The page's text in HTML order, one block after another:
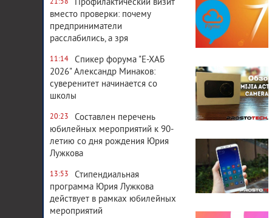
21:58
Профилактический визит
вместо проверки: почему
предприниматели
расслабились, а зря
11:14
Спикер форума "Е-ХАБ
2026" Александр Минаков:
суверенитет начинается со
школы
20:23
Составлен перечень
юбилейных мероприятий к 90-
летию со дня рождения Юрия
Лужкова
13:53
Стипендиальная
программа Юрия Лужкова
действует в рамках юбилейных
мероприятий